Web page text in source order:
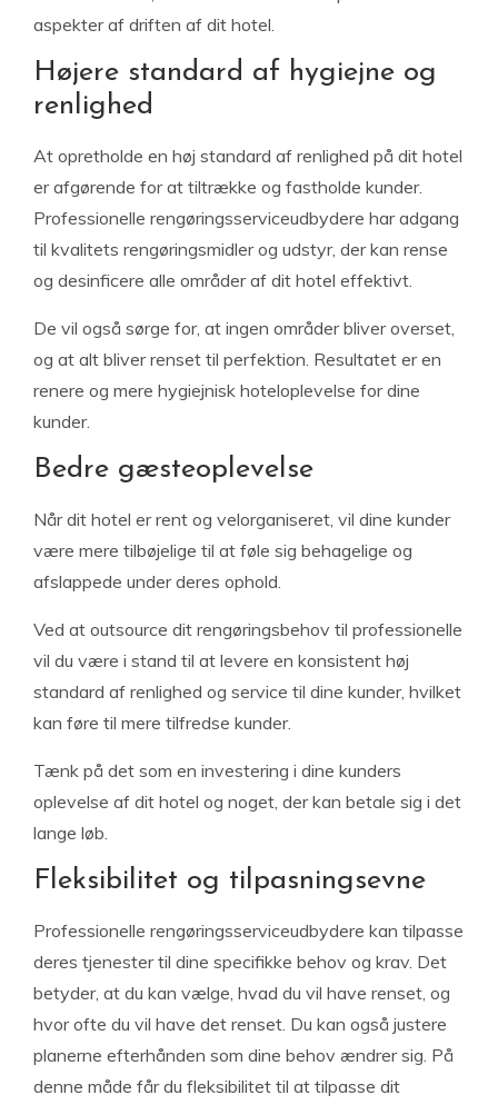
aspekter af driften af dit hotel.
Højere standard af hygiejne og
renlighed
At opretholde en høj standard af renlighed på dit hotel
er afgørende for at tiltrække og fastholde kunder.
Professionelle rengøringsserviceudbydere har adgang
til kvalitets rengøringsmidler og udstyr, der kan rense
og desinficere alle områder af dit hotel effektivt.
De vil også sørge for, at ingen områder bliver overset,
og at alt bliver renset til perfektion. Resultatet er en
renere og mere hygiejnisk hoteloplevelse for dine
kunder.
Bedre gæsteoplevelse
Når dit hotel er rent og velorganiseret, vil dine kunder
være mere tilbøjelige til at føle sig behagelige og
afslappede under deres ophold.
Ved at outsource dit rengøringsbehov til professionelle
vil du være i stand til at levere en konsistent høj
standard af renlighed og service til dine kunder, hvilket
kan føre til mere tilfredse kunder.
Tænk på det som en investering i dine kunders
oplevelse af dit hotel og noget, der kan betale sig i det
lange løb.
Fleksibilitet og tilpasningsevne
Professionelle rengøringsserviceudbydere kan tilpasse
deres tjenester til dine specifikke behov og krav. Det
betyder, at du kan vælge, hvad du vil have renset, og
hvor ofte du vil have det renset. Du kan også justere
planerne efterhånden som dine behov ændrer sig. På
denne måde får du fleksibilitet til at tilpasse dit